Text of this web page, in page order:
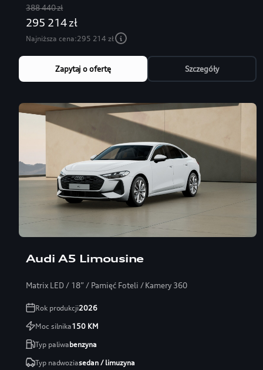
388 440 zł
295 214 zł
Najniższa cena:295 214 zł
Zapytaj o ofertę Szczegóły
Audi A5 Limousine
Matrix LED / 18” / Pamięć Foteli / Kamery 360
Rok produkcji2026
Moc silnika150KM
Typ paliwabenzyna
Typ nadwoziasedan / limuzyna